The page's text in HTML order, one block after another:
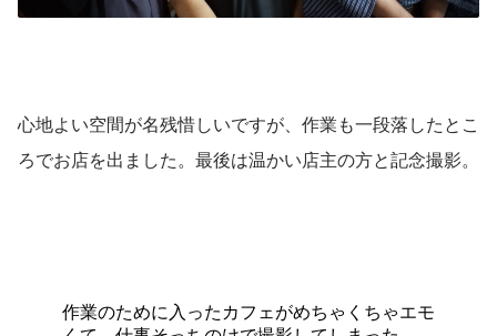
心地よい空間が名残惜しいですが、作業も一段落したとこ
ろでお店を出ました。最後は温かい店主の方と記念撮影。